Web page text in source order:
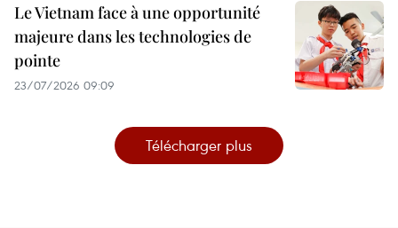
Le Vietnam face à une opportunité
majeure dans les technologies de
pointe
23/07/2026 09:09
Télécharger plus